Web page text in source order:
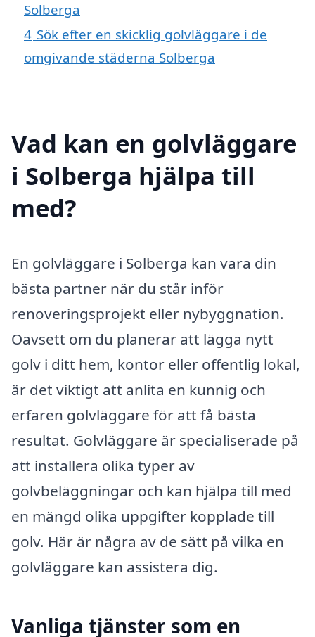
Solberga
4 Sök efter en skicklig golvläggare i de
omgivande städerna Solberga
Vad kan en golvläggare
i Solberga hjälpa till
med?
En golvläggare i Solberga kan vara din
bästa partner när du står inför
renoveringsprojekt eller nybyggnation.
Oavsett om du planerar att lägga nytt
golv i ditt hem, kontor eller offentlig lokal,
är det viktigt att anlita en kunnig och
erfaren golvläggare för att få bästa
resultat. Golvläggare är specialiserade på
att installera olika typer av
golvbeläggningar och kan hjälpa till med
en mängd olika uppgifter kopplade till
golv. Här är några av de sätt på vilka en
golvläggare kan assistera dig.
Vanliga tjänster som en